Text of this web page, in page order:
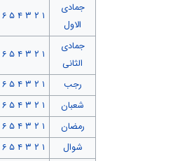
جمادی
الاول
۱ ۲ ۳ ۴ ۵ ۶
جمادی
الثانی
۱ ۲ ۳ ۴ ۵ ۶
رجب ۱ ۲ ۳ ۴ ۵ ۶
شعبان
۱ ۲ ۳ ۴ ۵ ۶
رمضان
۱ ۲ ۳ ۴ ۵ ۶
شوال
۱ ۲ ۳ ۴ ۵ ۶